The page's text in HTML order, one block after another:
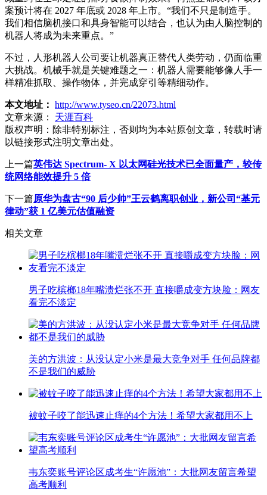
案预计将在 2027 年底或 2028 年上市。“我们不只是制造手。
我们相信脑机接口和具身智能可以结合，也认为由人脑控制的
机器人将成为未来重点。”
不过，人形机器人公司要让机器真正替代人类劳动，仍面临重
大挑战。机械手就是关键难题之一：机器人需要能够像人手一
样精准抓取、操作物体，并完成穿引等精细动作。
本文地址： http://www.tyseo.cn/22073.html
文章来源：
天涯百科
版权声明： 除非特别标注，否则均为本站原创文章，转载时请
以链接形式注明文章出处。
上一篇英伟达 Spectrum- X 以太网硅光技术已全面量产，较传
统网络能效提升 5 倍
下一篇原华为盘古“90 后少帅”王云鹤离职创业，新公司“基元
律动”获 1 亿美元估值融资
相关文章
男子吃槟榔18年嘴溃烂张不开 直接嚼成变方块脸：网友
看完不淡定
美的方洪波：从没认定小米是最大竞争对手 任何品牌都
不是我们的威胁
被蚊子咬了能迅速止痒的4个方法！希望大家都用不上
韦东奕账号评论区成考生“许愿池”：大批网友留言希望
高考顺利